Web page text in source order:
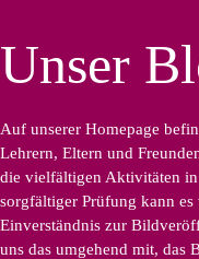
Unser
Auf unserer Homepage
Lehrern, Eltern und
die vielfältigen Aktivitäten
sorgfältiger Prüfung kann es
Einverständnis zur
uns das umgehend mit, das